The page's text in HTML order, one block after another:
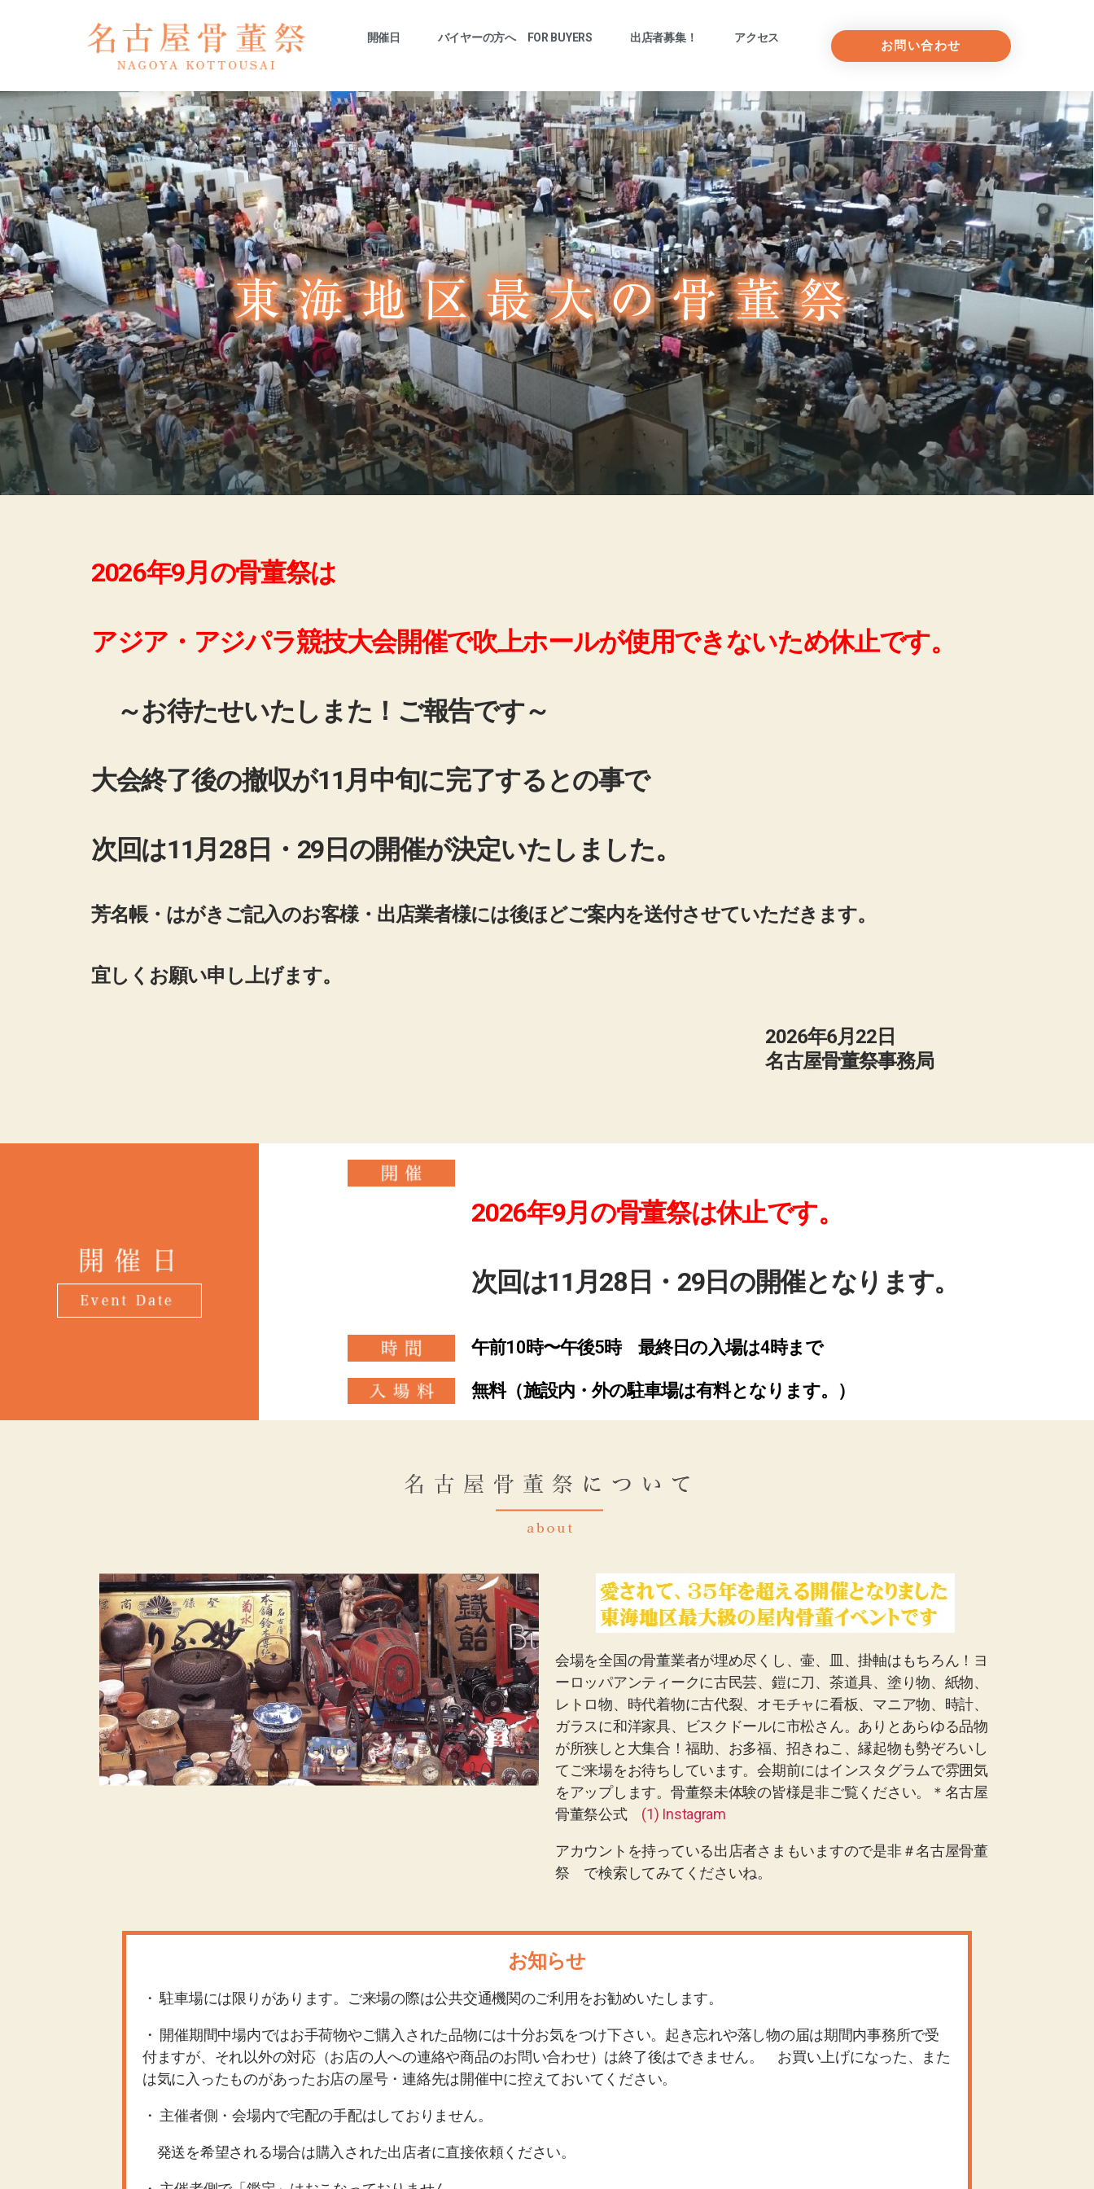
開催日 バイヤーの方へ FOR BUYERS 出店者募集！ アクセス
お問い合わせ
2026年9月の骨董祭は
アジア・アジパラ競技大会開催で吹上ホールが使用できないため休止です。
～お待たせいたしまた！ご報告です～
大会終了後の撤収が11月中旬に完了するとの事で
次回は11月28日・29日の開催が決定いたしました。
芳名帳・はがきご記入のお客様・出店業者様には後ほどご案内を送付させていただきます。
宜しくお願い申し上げます。
2026年6月22日
名古屋骨董祭事務局
2026年9月の骨董祭は休止です。
次回は11月28日・29日の開催となります。
午前10時〜午後5時 最終日の入場は4時まで
無料（施設内・外の駐車場は有料となります。）
会場を全国の骨董業者が埋め尽くし、壷、皿、掛軸はもちろん！ヨ
ーロッパアンティークに古民芸、鎧に刀、茶道具、塗り物、紙物、
レトロ物、時代着物に古代裂、オモチャに看板、マニア物、時計、
ガラスに和洋家具、ビスクドールに市松さん。ありとあらゆる品物
が所狭しと大集合！福助、お多福、招きねこ、縁起物も勢ぞろいし
てご来場をお待ちしています。会期前にはインスタグラムで雰囲気
をアップします。骨董祭未体験の皆様是非ご覧ください。＊名古屋
骨董祭公式 (1) Instagram
アカウントを持っている出店者さまもいますので是非＃名古屋骨董
祭 で検索してみてくださいね。
お知らせ
・ 駐車場には限りがあります。ご来場の際は公共交通機関のご利用をお勧めいたします。
・ 開催期間中場内ではお手荷物やご購入された品物には十分お気をつけ下さい。起き忘れや落し物の届は期間内事務所で受
付ますが、それ以外の対応（お店の人への連絡や商品のお問い合わせ）は終了後はできません。 お買い上げになった、また
は気に入ったものがあったお店の屋号・連絡先は開催中に控えておいてください。
・ 主催者側・会場内で宅配の手配はしておりません。
発送を希望される場合は購入された出店者に直接依頼ください。